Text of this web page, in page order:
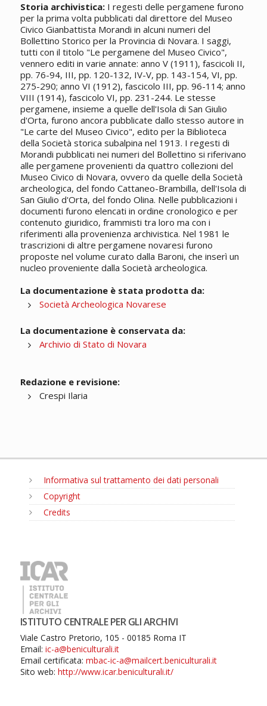
Storia archivistica:I regesti delle pergamene furono
per la prima volta pubblicati dal direttore del Museo
Civico Gianbattista Morandi in alcuni numeri del
Bollettino Storico per la Provincia di Novara. I saggi,
tutti con il titolo "Le pergamene del Museo Civico",
vennero editi in varie annate: anno V (1911), fascicoli II,
pp. 76-94, III, pp. 120-132, IV-V, pp. 143-154, VI, pp.
275-290; anno VI (1912), fascicolo III, pp. 96-114; anno
VIII (1914), fascicolo VI, pp. 231-244. Le stesse
pergamene, insieme a quelle dell'Isola di San Giulio
d'Orta, furono ancora pubblicate dallo stesso autore in
"Le carte del Museo Civico", edito per la Biblioteca
della Società storica subalpina nel 1913. I regesti di
Morandi pubblicati nei numeri del Bollettino si riferivano
alle pergamene provenienti da quattro collezioni del
Museo Civico di Novara, ovvero da quelle della Società
archeologica, del fondo Cattaneo-Brambilla, dell'Isola di
San Giulio d'Orta, del fondo Olina. Nelle pubblicazioni i
documenti furono elencati in ordine cronologico e per
contenuto giuridico, frammisti tra loro ma con i
riferimenti alla provenienza archivistica. Nel 1981 le
trascrizioni di altre pergamene novaresi furono
proposte nel volume curato dalla Baroni, che inserì un
nucleo proveniente dalla Società archeologica.
La documentazione è stata prodotta da:
Società Archeologica Novarese
La documentazione è conservata da:
Archivio di Stato di Novara
Redazione e revisione:
Crespi Ilaria
Informativa sul trattamento dei dati personali
Copyright
Credits
ISTITUTO CENTRALE PER GLI ARCHIVI
Viale Castro Pretorio, 105 - 00185 Roma IT
Email: ic-a@beniculturali.it
Email certificata: mbac-ic-a@mailcert.beniculturali.it
Sito web: http://www.icar.beniculturali.it/